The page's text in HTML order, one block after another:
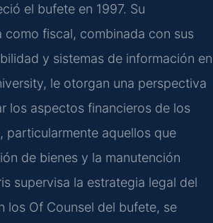
el bufete en 1997. Su
como fiscal, combinada con sus
y sistemas de información en
le otorgan una perspectiva
los aspectos financieros de los
particularmente aquellos que
de bienes y la manutención
supervisa la estrategia legal del
los Of Counsel del bufete, se